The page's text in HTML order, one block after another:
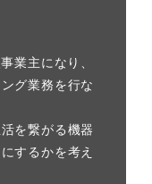
業主になり、
グ業務を行な
を繋がる機器
するかを考え